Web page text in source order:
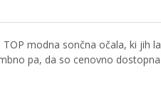
modna sončna očala, ki jih
pa, da so cenovno